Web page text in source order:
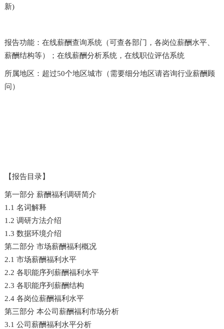
新)
报告功能：在线薪酬查询系统（可查各部门，各岗位薪酬水平、
薪酬结构等）；在线薪酬分析系统，在线职位评估系统
所属地区：超过50个地区城市（需要细分地区请咨询行业薪酬顾
问）
【报告目录】
第一部分 薪酬福利调研简介
1.1 名词解释
1.2 调研方法介绍
1.3 数据环境介绍
第二部分 市场薪酬福利概况
2.1 市场薪酬福利水平
2.2 各职能序列薪酬福利水平
2.3 各职能序列薪酬结构
2.4 各岗位薪酬福利水平
第三部分 本公司薪酬福利市场分析
3.1 公司薪酬福利水平分析